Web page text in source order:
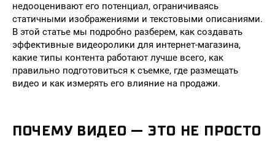
недооценивают его потенциал, ограничиваясь
статичными изображениями и текстовыми описаниями.
В этой статье мы подробно разберем, как создавать
эффективные видеоролики для интернет-магазина,
какие типы контента работают лучше всего, как
правильно подготовиться к съемке, где размещать
видео и как измерять его влияние на продажи.
ПОЧЕМУ ВИДЕО — ЭТО НЕ ПРОСТО